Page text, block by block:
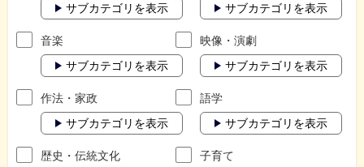
サブカテゴリを表示
サブカテゴリを表示
音楽
サブカテゴリを表示
映像・演劇
サブカテゴリを表示
作法・家政
サブカテゴリを表示
語学
サブカテゴリを表示
歴史・伝統文化
子育て